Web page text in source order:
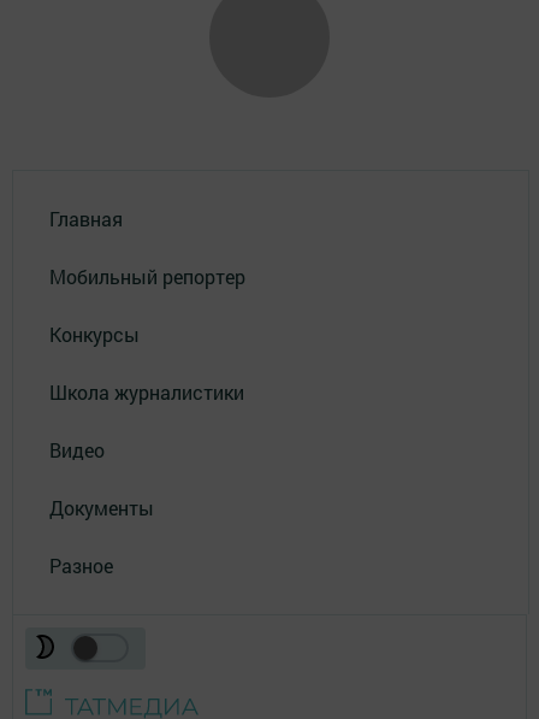
Главная
Мобильный репортер
Конкурсы
Школа журналистики
Видео
Документы
Разное